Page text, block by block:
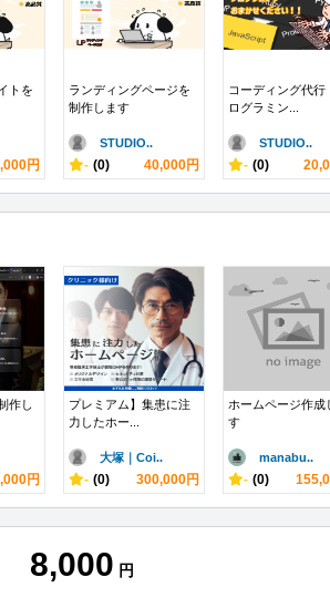
トを
円
ランディングページを
制作します
STUDIO..
- (0) 40,000円
コーディング代行
ログラミン...
STUDIO..
- (0)
作し
円
プレミアム】集患に注
力したホー...
大塚｜Coi..
- (0) 300,000円
ホームページ作成
す
manabu..
- (0)
8,000 円